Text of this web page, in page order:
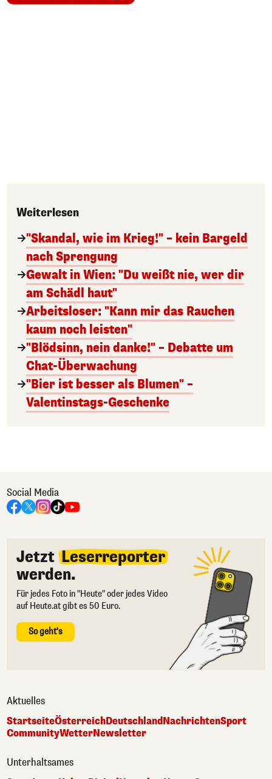
Weiterlesen
"Skandal, wie im Krieg!" – kein Bargeld
nach Sprengung
Gewalt in Wien: "Du weißt nie, wer dir
am Schädl haut"
Arbeitsloser: "Kann mir das Rauchen
kaum noch leisten"
"Blödsinn, nein danke!" – Debatte um
Chat-Überwachung
"Bier ist besser als Blumen" –
Valentinstags-Geschenke
Social Media
Jetzt Leserreporter
werden.
Für jedes Foto in "Heute" oder jedes Video
auf Heute.at gibt es 50 Euro.
So geht's
Aktuelles
StartseiteÖsterreichDeutschlandNachrichtenSport
CommunityWetterNewsletter
Unterhaltsames